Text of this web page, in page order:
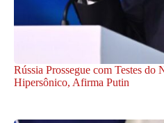
Rússia Prossegue com Testes do
Hipersônico, Afirma Putin